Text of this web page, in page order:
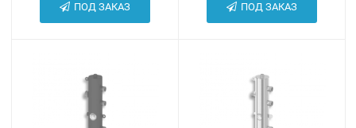
ПОД ЗАКАЗ ПОД ЗАКАЗ